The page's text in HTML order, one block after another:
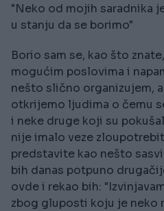
"Neko od mojih saradnika
u stanju da se borimo"
Borio sam se, kao što
mogućim poslovima i
nešto slično organizujem,
otkrijemo ljudima o čemu
i neke druge koji su
nije imalo veze
predstavite kao nešto
bih danas potpuno
ovde i rekao bih:
zbog gluposti koju je neko